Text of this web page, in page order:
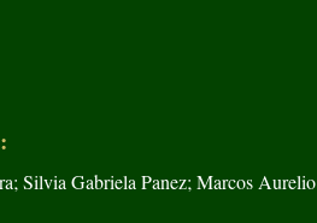
Silvia Gabriela Panez; Marcos